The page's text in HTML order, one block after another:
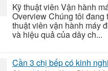
Kỹ thuật viên Vận hành
Overview Chúng tôi
thuật viên vận hành máy
và hiệu quả của dây ch...
Cần 3 chị bếp có kinh